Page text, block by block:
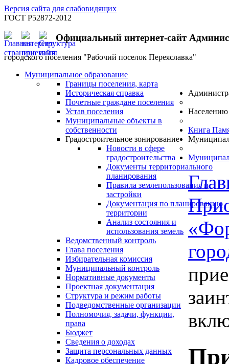
Версия сайта для слабовидящих
ГОСТ Р52872-2012
Официальный интернет-сайт
городского поселения "Рабочий поселок Переяславка"
Муниципальное образование
Границы поселения, карта
Историческая справка
Почетные граждане поселения
Устав поселения
Муниципальные объекты в
собственности
Градостроительное зонирование
Новости в сфере
градостроительства
Документы территориального
планирования
Правила землепользования и
застройки
Документация по планированию
территории
Анализ состояния и
использования земель
Ведомственный контроль
Глава поселения
Избирательная комиссия
Муниципальный контроль
Нормативные документы
Проектная документация
Структура и режим работы
Подведомственные организации
Полномочия, задачи, функции,
права
Бюджет
Сведения о доходах
Защита персональных данных
Кадровое обеспечение
Населению
Книга